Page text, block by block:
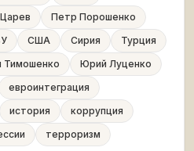
Петр Порошенко
США Сирия
Турция
Тимошенко
Юрий Луценко
евроинтеграция
история
коррупция
терроризм